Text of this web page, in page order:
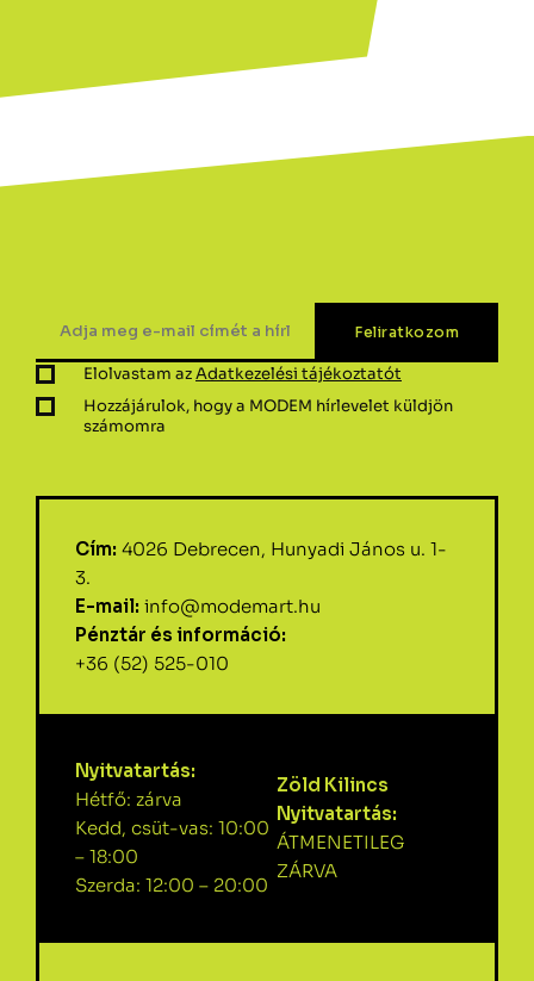
Elolvastam azAdatkezelési tájékoztatót
Hozzájárulok, hogy a MODEM hírlevelet küldjön
számomra
Cím: 4026 Debrecen, Hunyadi János u. 1-
3.
E-mail: info@modemart.hu
Pénztár és információ:
+36 (52) 525-010
Nyitvatartás:
Hétfő: zárva
Kedd, csüt-vas: 10:00
– 18:00
Szerda: 12:00 – 20:00
Zöld Kilincs
Nyitvatartás:
ÁTMENETILEG
ZÁRVA